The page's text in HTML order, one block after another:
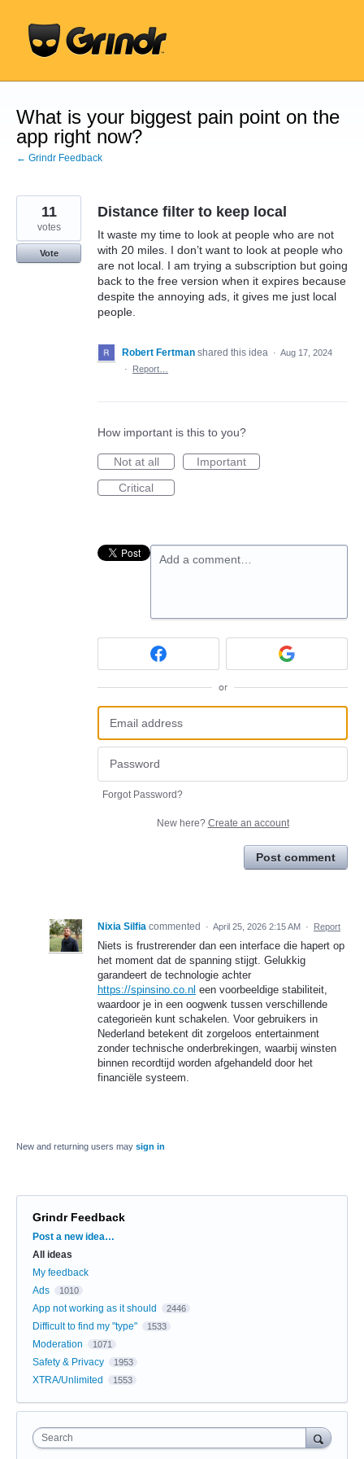
content
What is your biggest pain point on the
app right now?
← Grindr Feedback
Distance filter to keep local
It waste my time to look at people who are not
with 20 miles. I don’t want to look at people who
are not local. I am trying a subscription but going
back to the free version when it expires because
despite the annoying ads, it gives me just local
people.
11
votes
Vote
Robert Fertman shared this idea · Aug 17, 2024
·
Report…
How important is this to you?
Not at all
Important
Critical
Add a comment…
or
Forgot Password?
New here? Create an account
Post comment
Nixia Silfia commented · April 25, 2026 2:15 AM · Report
Niets is frustrerender dan een interface die hapert op
het moment dat de spanning stijgt. Gelukkig
garandeert de technologie achter
https://spinsino.co.nl een voorbeeldige stabiliteit,
waardoor je in een oogwenk tussen verschillende
categorieën kunt schakelen. Voor gebruikers in
Nederland betekent dit zorgeloos entertainment
zonder technische onderbrekingen, waarbij winsten
binnen recordtijd worden afgehandeld door het
financiële systeem.
New and returning users may sign in
Grindr Feedback
Categories
Post a new idea…
All ideas
My feedback
Ads
1010
App not working as it should 2446
Difficult to find my "type" 1533
Moderation 1071
Safety & Privacy 1953
XTRA/Unlimited 1553
Search